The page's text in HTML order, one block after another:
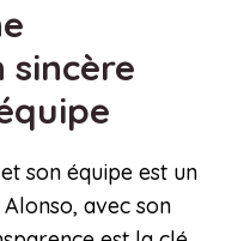
son équipe est un
avec son